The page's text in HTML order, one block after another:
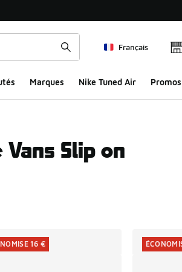
Français
Marques Nike Tuned Air Promos
Slip on
16 €